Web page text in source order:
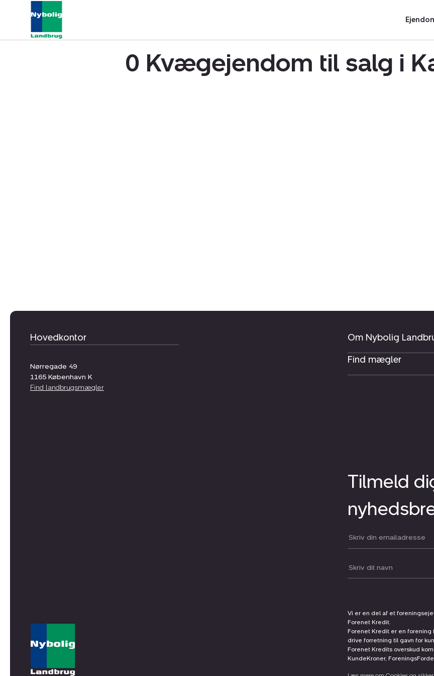
0 Kvægejendom til salg i
Hovedkontor
Nørregade 49
1165 København K
Find landbrugsmægler
Om Nybolig
Find mægler
Tilmeld
Din email:
Dit navn:
Vi er en del af et
Forenet Kredit.
Forenet Kredit er en forening
drive forretning til gavn for
Forenet Kredits overskud
KundeKroner,